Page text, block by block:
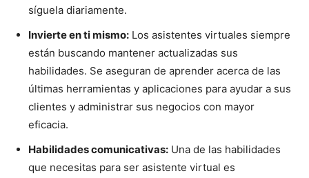
síguela diariamente.
Invierte en ti mismo: Los asistentes virtuales siempre
están buscando mantener actualizadas sus
habilidades. Se aseguran de aprender acerca de las
últimas herramientas y aplicaciones para ayudar a sus
clientes y administrar sus negocios con mayor
eficacia.
Habilidades comunicativas: Una de las habilidades
que necesitas para ser asistente virtual es